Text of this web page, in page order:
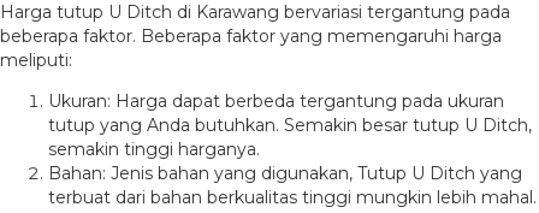
Harga tutup U Ditch di Karawang bervariasi tergantung pada
beberapa faktor. Beberapa faktor yang memengaruhi harga
meliputi:
Ukuran: Harga dapat berbeda tergantung pada ukuran
tutup yang Anda butuhkan. Semakin besar tutup U Ditch,
semakin tinggi harganya.
Bahan: Jenis bahan yang digunakan, Tutup U Ditch yang
terbuat dari bahan berkualitas tinggi mungkin lebih mahal.